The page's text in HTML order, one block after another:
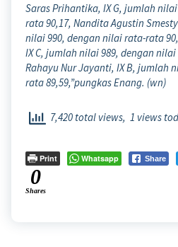
Saras Prihantika, IX G, jumlah
rata 90,17, Nandita Agustin
nilai 990, dengan nilai rata-rata
IX C, jumlah nilai 989, dengan
Rahayu Nur Jayanti, IX B, jumlah
rata 89,59,”pungkas Enang. (wn)
7,420 total views, 1 views
Print Whatsapp Share
0
Shares